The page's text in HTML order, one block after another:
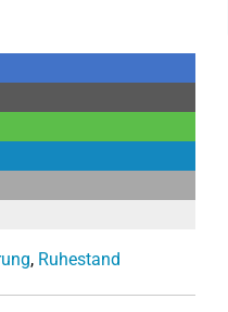
, Ruhestand